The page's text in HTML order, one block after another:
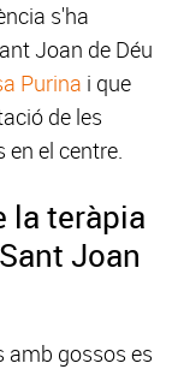
s'ha
Joan de Déu
Purina i que
de les
el centre.
la teràpia
Joan
amb gossos es